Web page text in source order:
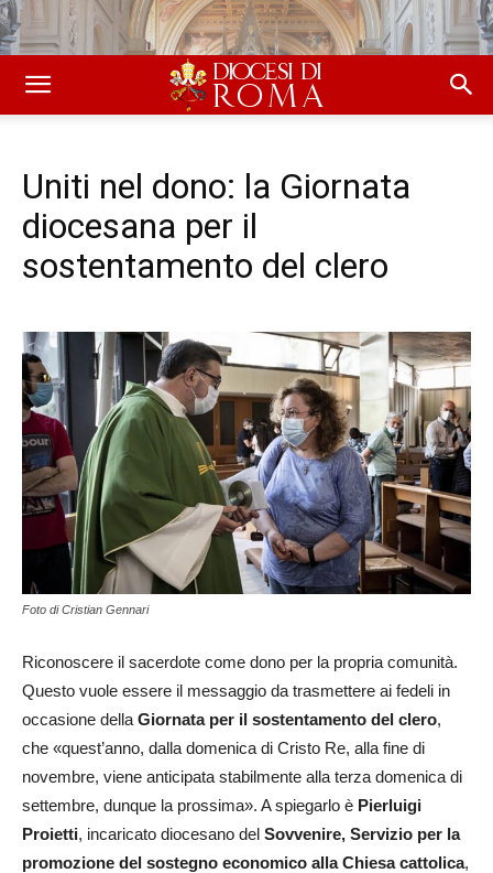
Uniti nel dono: la Giornata
diocesana per il
sostentamento del clero
Foto di Cristian Gennari
Riconoscere il sacerdote come dono per la propria comunità.
Questo vuole essere il messaggio da trasmettere ai fedeli in
occasione della Giornata per il sostentamento del clero,
che «quest’anno, dalla domenica di Cristo Re, alla fine di
novembre, viene anticipata stabilmente alla terza domenica di
settembre, dunque la prossima». A spiegarlo è Pierluigi
Proietti, incaricato diocesano del Sovvenire, Servizio per la
promozione del sostegno economico alla Chiesa cattolica,